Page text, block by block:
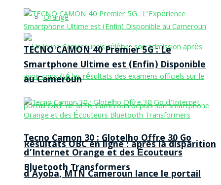
Orange
Résultats OBC en ligne : après la disparition
d’Ayoba, MTN Cameroun lance le portail
TECNO CAMON 40 Premier 5G : Le
Smartphone Ultime est (Enfin) Disponible
au Cameroun
Tecno Camon 30 : Glotelho Offre 30 Go
d’Internet Orange et des Écouteurs
Bluetooth Transformers